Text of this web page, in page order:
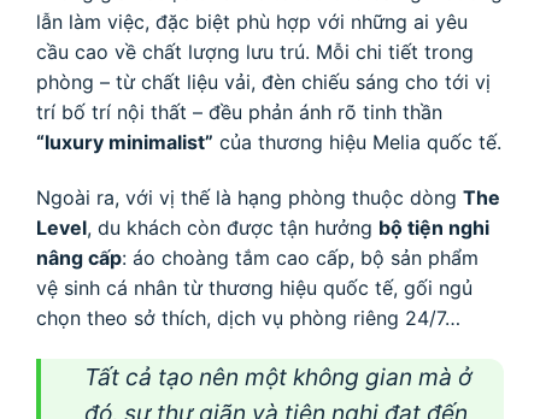
lẫn làm việc, đặc biệt phù hợp với những ai yêu
cầu cao về chất lượng lưu trú. Mỗi chi tiết trong
phòng – từ chất liệu vải, đèn chiếu sáng cho tới vị
trí bố trí nội thất – đều phản ánh rõ tinh thần
“luxury minimalist” của thương hiệu Melia quốc tế.
Ngoài ra, với vị thế là hạng phòng thuộc dòng The
Level, du khách còn được tận hưởng bộ tiện nghi
nâng cấp: áo choàng tắm cao cấp, bộ sản phẩm
vệ sinh cá nhân từ thương hiệu quốc tế, gối ngủ
chọn theo sở thích, dịch vụ phòng riêng 24/7…
Tất cả tạo nên một không gian mà ở
đó, sự thư giãn và tiện nghi đạt đến